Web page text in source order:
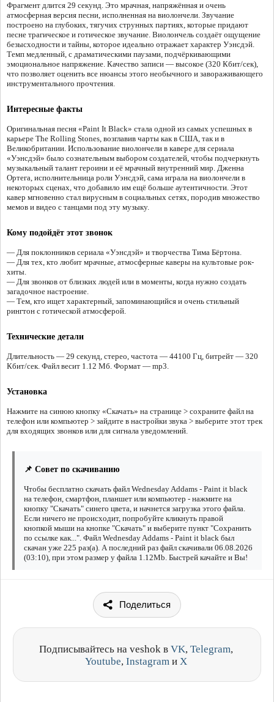
Фрагмент длится 29 секунд. Это мрачная, напряжённая и очень
атмосферная версия песни, исполненная на виолончели. Звучание
построено на глубоких, тягучих струнных партиях, которые придают
песне трагическое и готическое звучание. Виолончель создаёт ощущение
безысходности и тайны, которое идеально отражает характер Уэнсдэй.
Темп медленный, с драматическими паузами, подчёркивающими
эмоциональное напряжение. Качество записи — высокое (320 Кбит/сек),
что позволяет оценить все нюансы этого необычного и завораживающего
инструментального прочтения.
Интересные факты
Оригинальная песня «Paint It Black» стала одной из самых успешных в
карьере The Rolling Stones, возглавив чарты как в США, так и в
Великобритании. Использование виолончели в кавере для сериала
«Уэнсдэй» было сознательным выбором создателей, чтобы подчеркнуть
музыкальный талант героини и её мрачный внутренний мир. Дженна
Ортега, исполнительница роли Уэнсдэй, сама играла на виолончели в
некоторых сценах, что добавило им ещё больше аутентичности. Этот
кавер мгновенно стал вирусным в социальных сетях, породив множество
мемов и видео с танцами под эту музыку.
Кому подойдёт этот звонок
— Для поклонников сериала «Уэнсдэй» и творчества Тима Бёртона.
— Для тех, кто любит мрачные, атмосферные каверы на культовые рок-
хиты.
— Для звонков от близких людей или в моменты, когда нужно создать
загадочное настроение.
— Тем, кто ищет характерный, запоминающийся и очень стильный
рингтон с готической атмосферой.
Технические детали
Длительность — 29 секунд, стерео, частота — 44100 Гц, битрейт — 320
Кбит/сек. Файл весит 1.12 Мб. Формат — mp3.
Установка
Нажмите на синюю кнопку «Скачать» на странице > сохраните файл на
телефон или компьютер > зайдите в настройки звука > выберите этот трек
для входящих звонков или для сигнала уведомлений.
📌 Совет по скачиванию
Чтобы бесплатно скачать файл Wednesday Addams - Paint it black
на телефон, смартфон, планшет или компьютер - нажмите на
кнопку "Скачать" синего цвета, и начнется загрузка этого файла.
Если ничего не происходит, попробуйте кликнуть правой
кнопкой мыши на кнопке "Скачать" и выберите пункт "Сохранить
по ссылке как...". Файл Wednesday Addams - Paint it black был
скачан уже 225 раз(а). А последний раз файл скачивали 06.08.2026
(03:10), при этом размер у файла 1.12Mb. Быстрей качайте и Вы!
Поделиться
Подписывайтесь на veshok в VK, Telegram,
Youtube, Instagram и X